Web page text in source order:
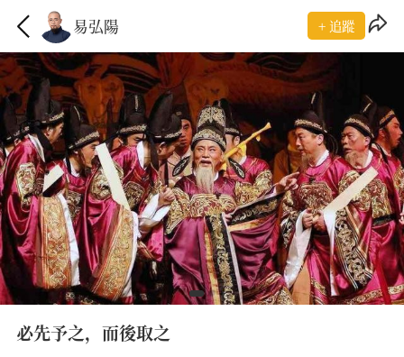
易弘陽 + 追蹤
必先予之，而後取之